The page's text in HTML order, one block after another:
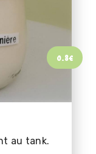
0.8€
au tank.